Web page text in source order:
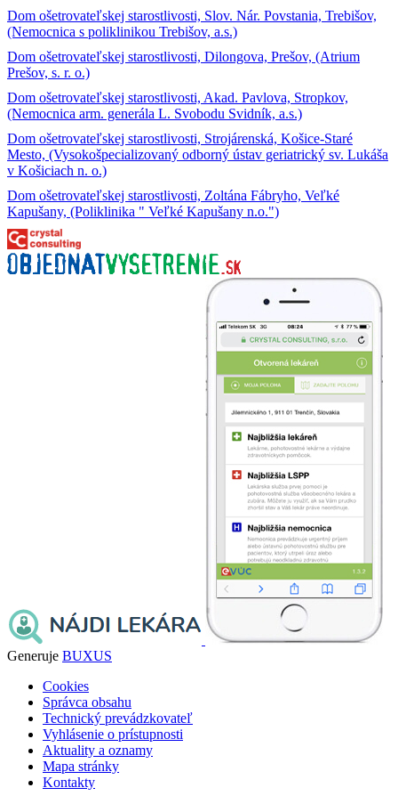
Dom ošetrovateľskej starostlivosti, Slov. Nár. Povstania, Trebišov,
(Nemocnica s poliklinikou Trebišov, a.s.)
Dom ošetrovateľskej starostlivosti, Dilongova, Prešov, (Atrium
Prešov, s. r. o.)
Dom ošetrovateľskej starostlivosti, Akad. Pavlova, Stropkov,
(Nemocnica arm. generála L. Svobodu Svidník, a.s.)
Dom ošetrovateľskej starostlivosti, Strojárenská, Košice-Staré
Mesto, (Vysokošpecializovaný odborný ústav geriatrický sv. Lukáša
v Košiciach n. o.)
Dom ošetrovateľskej starostlivosti, Zoltána Fábryho, Veľké
Kapušany, (Poliklinika " Veľké Kapušany n.o.")
Generuje BUXUS
Cookies
Správca obsahu
Technický prevádzkovateľ
Vyhlásenie o prístupnosti
Aktuality a oznamy
Mapa stránky
Kontakty